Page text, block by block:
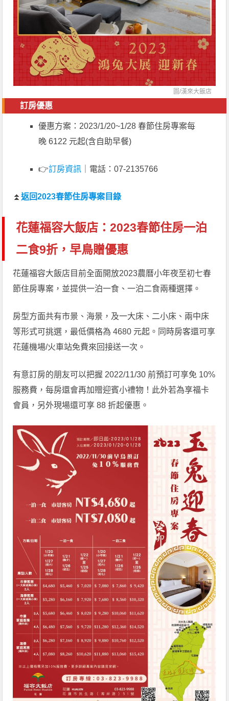
圖/漢來大飯店
訂房優惠
優惠方案：2023/1/20~1/28 春節住房專案每
晚 6122 元起(含自助早餐)
👉訂房資訊 ｜電話：07-2135766
⏫返回2023春節住房專案目錄
花蓮福容大飯店：2023春節住房一泊
二食9折，早鳥贈優惠
花蓮福容大飯店目前全面開放2023農曆小年夜至初七春
節住房專案，並提供一泊一食、一泊二食兩種選擇。
房型方面共有市景、海景，及一大床、二小床、兩中床
等形式可挑選，最低價格為 4680 元起。同時房客還可享
花蓮機場/火車站免費來回接送一次。
有意訂房的朋友可以把握 2022/11/30 前預訂可享免 10%
服務費，每房還會再加贈迎賓小禮物！此外若為享福卡
會員，另外現場還可享 88 折起優惠。